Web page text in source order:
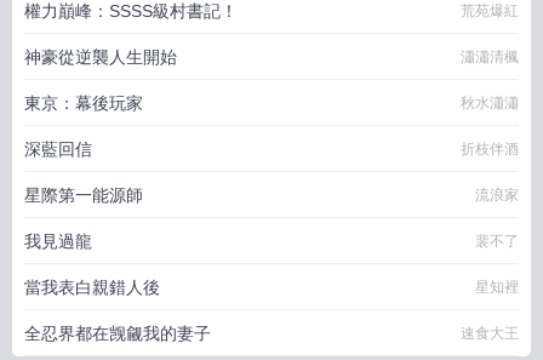
權力巔峰：SSSS級村書記！ 荒苑爆紅
神豪從逆襲人生開始 瀟瀟清楓
東京：幕後玩家 秋水瀟瀟
深藍回信 折枝伴酒
星際第一能源師 流浪家
我見過龍 裴不了
當我表白親錯人後 星知裡
全忍界都在觊觎我的妻子 速食大王